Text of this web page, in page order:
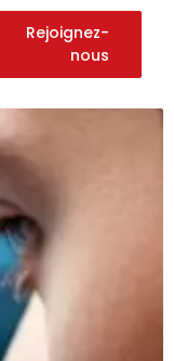
Rejoignez-
nous